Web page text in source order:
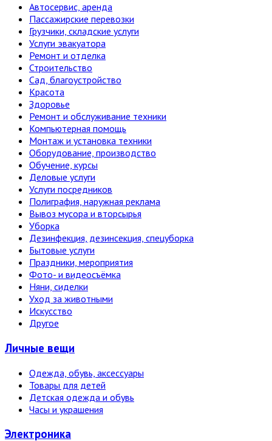
Автосервис, аренда
Пассажирские перевозки
Грузчики, складские услуги
Услуги эвакуатора
Ремонт и отделка
Строительство
Сад, благоустройство
Красота
Здоровье
Ремонт и обслуживание техники
Компьютерная помощь
Монтаж и установка техники
Оборудование, производство
Обучение, курсы
Деловые услуги
Услуги посредников
Полиграфия, наружная реклама
Вывоз мусора и вторсырья
Уборка
Дезинфекция, дезинсекция, спецуборка
Бытовые услуги
Праздники, мероприятия
Фото- и видеосъёмка
Няни, сиделки
Уход за животными
Искусство
Другое
Личные вещи
Одежда, обувь, аксессуары
Товары для детей
Детская одежда и обувь
Часы и украшения
Электро­ника